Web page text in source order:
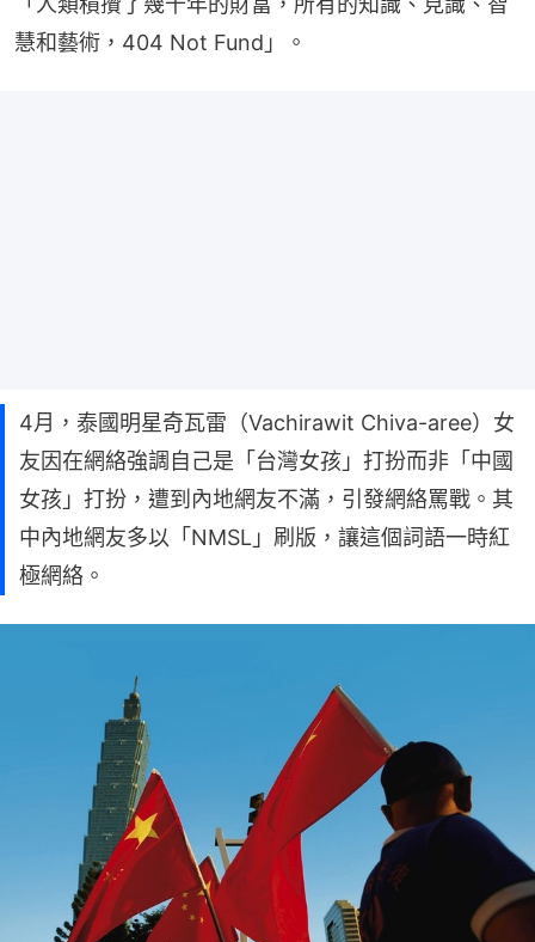
慧和藝術，404 Not Fund」。
4月，泰國明星奇瓦雷（Vachirawit Chiva-aree）女
友因在網絡強調自己是「台灣女孩」打扮而非「中國
女孩」打扮，遭到內地網友不滿，引發網絡罵戰。其
中內地網友多以「NMSL」刷版，讓這個詞語一時紅
極網絡。